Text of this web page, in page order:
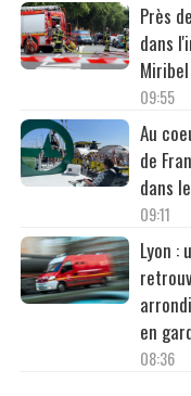
Près
dans
Miribel
09:55
Au
de
dans
09:11
Lyon :
en
08:36